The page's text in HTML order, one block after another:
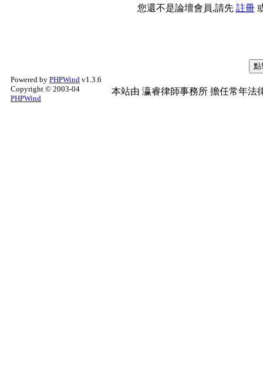
您還不是論壇會員,請先 註冊
Powered by PHPWind v1.3.6
Copyright © 2003-04
PHPWind
本站由 瀛睿律師事務所 擔任常年法